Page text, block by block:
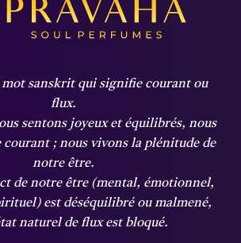
mot sanskrit qui signifie courant ou
flux.
sentons joyeux et équilibrés, nous
courant ;nous vivons la plénitude de
notre être.
de notre être (mental, émotionnel,
est déséquilibré ou malmené,
naturel de flux est bloqué.